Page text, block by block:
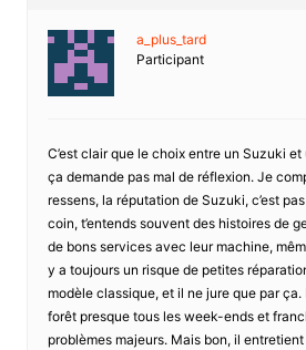
a_plus_tard
Participant
C’est clair que le choix entre un Suzuki
ça demande pas mal de réflexion. Je
ressens, la réputation de Suzuki, c’est
coin, t’entends souvent des histoires de
de bons services avec leur machine,
y a toujours un risque de petites
modèle classique, et il ne jure que par
forêt presque tous les week-ends et
problèmes majeurs. Mais bon, il